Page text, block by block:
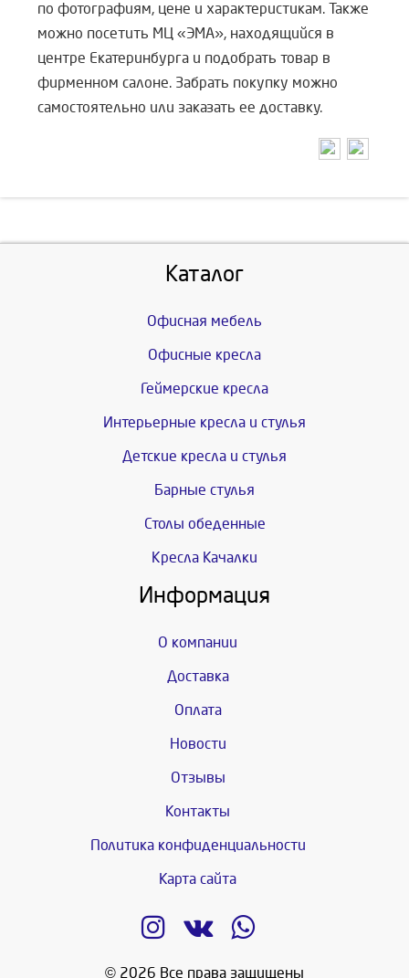
по фотографиям, цене и характеристикам. Также
можно посетить МЦ «ЭМА», находящийся в
центре Екатеринбурга и подобрать товар в
фирменном салоне. Забрать покупку можно
самостоятельно или заказать ее доставку.
Каталог
Офисная мебель
Офисные кресла
Геймерские кресла
Интерьерные кресла и стулья
Детские кресла и стулья
Барные стулья
Столы обеденные
Кресла Качалки
Информация
О компании
Доставка
Оплата
Новости
Отзывы
Контакты
Политика конфиденциальности
Карта сайта
© 2026 Все права защищены